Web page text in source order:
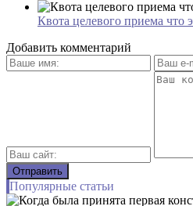
Квота целевого приема что
Добавить комментарий
Популярные статьи